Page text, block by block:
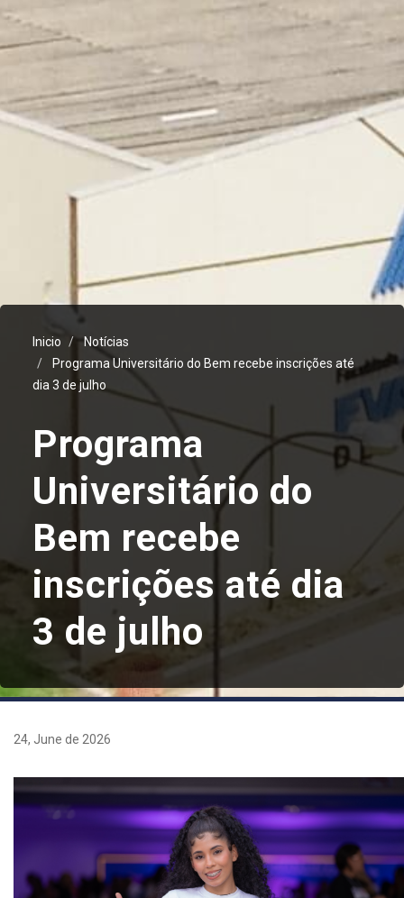
Inicio
Notícias
Programa Universitário do Bem recebe inscrições até
dia 3 de julho
Programa
Universitário do
Bem recebe
inscrições até dia
3 de julho
24, June de 2026